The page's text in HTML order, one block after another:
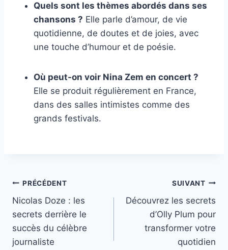
Quels sont les thèmes abordés dans ses
chansons ? Elle parle d’amour, de vie
quotidienne, de doutes et de joies, avec
une touche d’humour et de poésie.
Où peut-on voir Nina Zem en concert ?
Elle se produit régulièrement en France,
dans des salles intimistes comme des
grands festivals.
Navigation
de
l’article
PRÉCÉDENT
Nicolas Doze : les
secrets derrière le
succès du célèbre
journaliste
SUIVANT
Découvrez les secrets
d’Olly Plum pour
transformer votre
quotidien